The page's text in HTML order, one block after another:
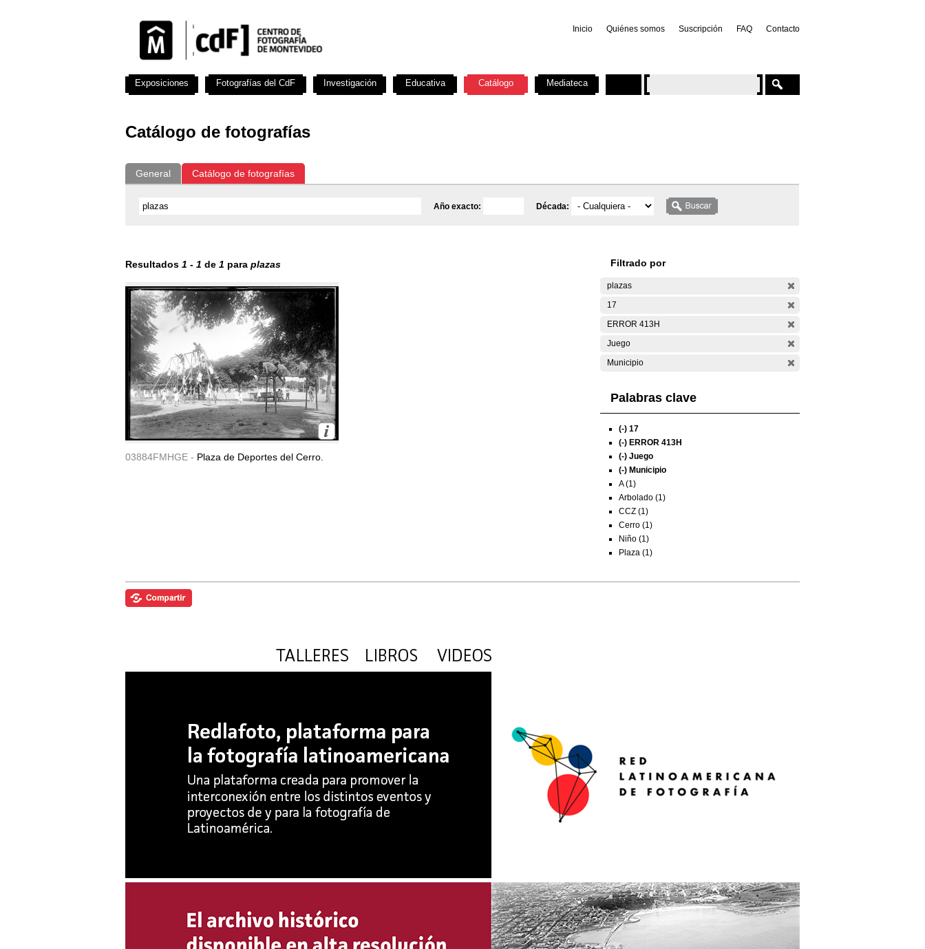
Inicio Quiénes somos Suscripción FAQ Contacto
Catálogo de fotografías
General Catálogo de fotografías
Año exacto: Década:
Resultados 1 - 1 de 1 para plazas
03884FMHGE - Plaza de Deportes del Cerro.
Filtrado por
plazas
17
ERROR 413H
Juego
Municipio
Palabras clave
(-) 17
(-) ERROR 413H
(-) Juego
(-) Municipio
A (1)
Arbolado (1)
CCZ (1)
Cerro (1)
Niño (1)
Plaza (1)
Exposiciones Fotografías del CdF Investigación Educativa Catálogo Mediateca